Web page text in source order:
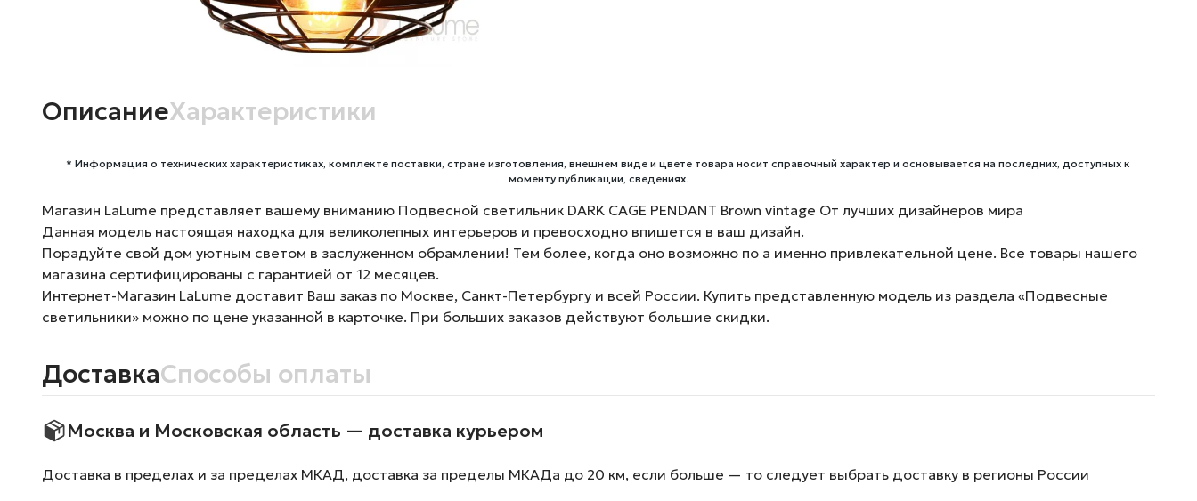
ОписаниеХарактеристики
* Информация о технических характеристиках, комплекте поставки, стране изготовления, внешнем виде и цвете товара носит справочный характер и основывается на последних, доступных к
моменту публикации, сведениях.
Магазин LaLume представляет вашему вниманию Подвесной светильник DARK CAGE PENDANT Brown vintage От лучших дизайнеров мира
Данная модель настоящая находка для великолепных интерьеров и превосходно впишется в ваш дизайн.
Порадуйте свой дом уютным светом в заслуженном обрамлении! Тем более, когда оно возможно по а именно привлекательной цене. Все товары нашего
магазина сертифицированы с гарантией от 12 месяцев.
Интернет-Магазин LaLume доставит Ваш заказ по Москве, Санкт-Петербургу и всей России. Купить представленную модель из раздела «Подвесные
светильники» можно по цене указанной в карточке. При больших заказов действуют большие скидки.
ДоставкаСпособы оплаты
Москва и Московская область — доставка курьером
Доставка в пределах и за пределах МКАД, доставка за пределы МКАДа до 20 км, если больше — то следует выбрать доставку в регионы России